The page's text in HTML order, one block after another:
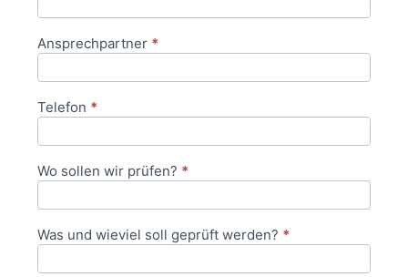
Ansprechpartner *
Telefon *
Wo sollen wir prüfen? *
Was und wieviel soll geprüft werden? *